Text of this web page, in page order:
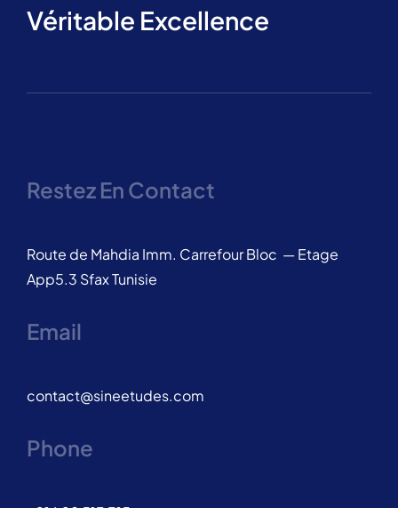
Véritable Excellence
Restez En Contact
Route de Mahdia Imm. Carrefour Bloc — Etage
App5.3 Sfax Tunisie
Email
contact@sineetudes.com
Phone